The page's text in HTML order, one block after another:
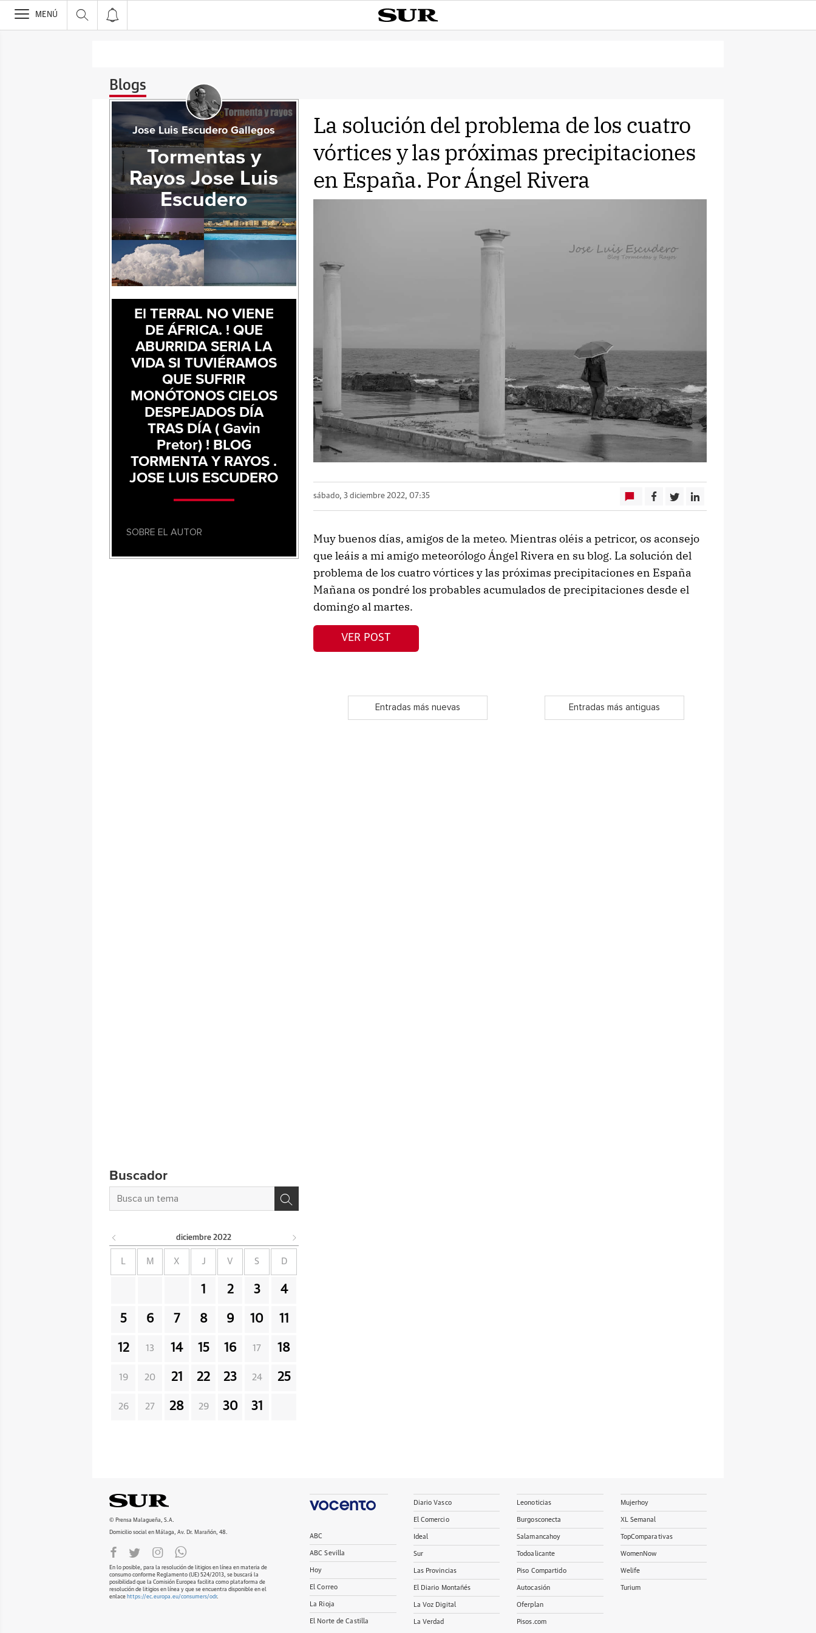
>
MENÚ
Blogs
La solución del problema de los cuatro
vórtices y las próximas precipitaciones
en España. Por Ángel Rivera
sábado, 3 diciembre 2022, 07:35
Muy buenos días, amigos de la meteo. Mientras oléis a petricor, os aconsejo
que leáis a mi amigo meteorólogo Ángel Rivera en su blog. La solución del
problema de los cuatro vórtices y las próximas precipitaciones en España
Mañana os pondré los probables acumulados de precipitaciones desde el
domingo al martes.
VER POST
Entradas más nuevas Entradas más antiguas
Jose Luis Escudero Gallegos
Tormentas y
Rayos Jose Luis
Escudero
El TERRAL NO VIENE
DE ÁFRICA. ! QUE
ABURRIDA SERIA LA
VIDA SI TUVIÉRAMOS
QUE SUFRIR
MONÓTONOS CIELOS
DESPEJADOS DÍA
TRAS DÍA ( Gavin
Pretor) ! BLOG
TORMENTA Y RAYOS .
JOSE LUIS ESCUDERO
SOBRE EL AUTOR
Buscador
diciembre 2022
L M X J V S D
1 2 3 4
5 6 7 8 9 10 11
12 13 14 15 16 17 18
19 20 21 22 23 24 25
26 27 28 29 30 31
© Prensa Malagueña, S.A.
Domicilio social en Málaga, Av. Dr. Marañón, 48.
En lo posible, para la resolución de litigios en línea en materia de
consumo conforme Reglamento (UE) 524/2013, se buscará la
posibilidad que la Comisión Europea facilita como plataforma de
resolución de litigios en línea y que se encuentra disponible en el
enlace https://ec.europa.eu/consumers/odr.
ABC
ABC Sevilla
Hoy
El Correo
La Rioja
El Norte de Castilla
Diario Vasco
El Comercio
Ideal
Sur
Las Provincias
El Diario Montañés
La Voz Digital
La Verdad
Leonoticias
Burgosconecta
Salamancahoy
Todoalicante
Piso Compartido
Autocasión
Oferplan
Pisos.com
Mujerhoy
XL Semanal
TopComparativas
WomenNow
Welife
Turium